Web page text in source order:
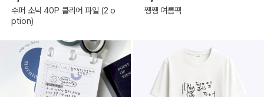
수퍼 소닉 40P 클리어 파일 (2 o
ption)
쨍쨍 여름팩